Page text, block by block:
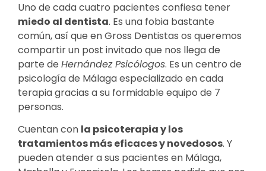
Uno de cada cuatro pacientes confiesa tener
miedo al dentista. Es una fobia bastante
común, así que en Gross Dentistas os queremos
compartir un post invitado que nos llega de
parte de Hernández Psicólogos. Es un centro de
psicología de Málaga especializado en cada
terapia gracias a su formidable equipo de 7
personas.
Cuentan con la psicoterapia y los
tratamientos más eficaces y novedosos. Y
pueden atender a sus pacientes en Málaga,